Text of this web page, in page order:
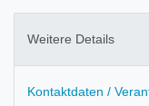
Weitere Details
Kontaktdaten /